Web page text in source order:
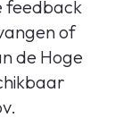
feedback
of
de Hoge